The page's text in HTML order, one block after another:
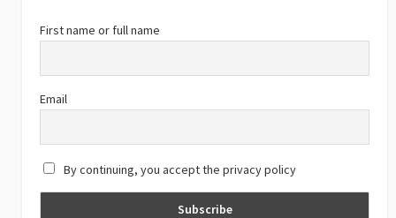
o
k
m b
e
a
n
First name or full name
Email
By continuing, you accept the privacy policy